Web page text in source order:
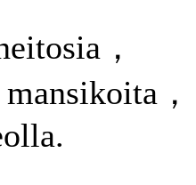
，
，